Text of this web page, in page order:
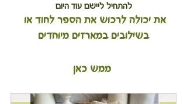
להתחיל ליישם עוד היום
את יכולה לרכוש את הספר לחוד או
בשילובים במארזים מיוחדים
ממש כאן